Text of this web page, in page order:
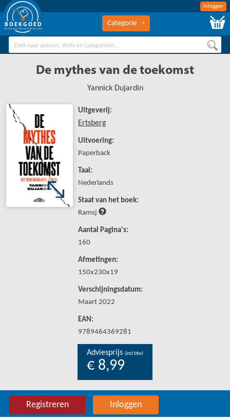
Inloggen
BOEKGOED
Boekengroothandel Hilversum
Categorie
De mythes van de toekomst
Yannick Dujardin
Uitgeverij:
Ertsberg
Uitvoering:
Paperback
Taal:
Nederlands
Staat van het boek:
Ramsj
Aantal Pagina's:
160
Afmetingen:
150x230x19
Verschijningsdatum:
Maart 2022
EAN:
9789464369281
Adviesprijs (incl btw)
€ 8,99
Registreren Inloggen